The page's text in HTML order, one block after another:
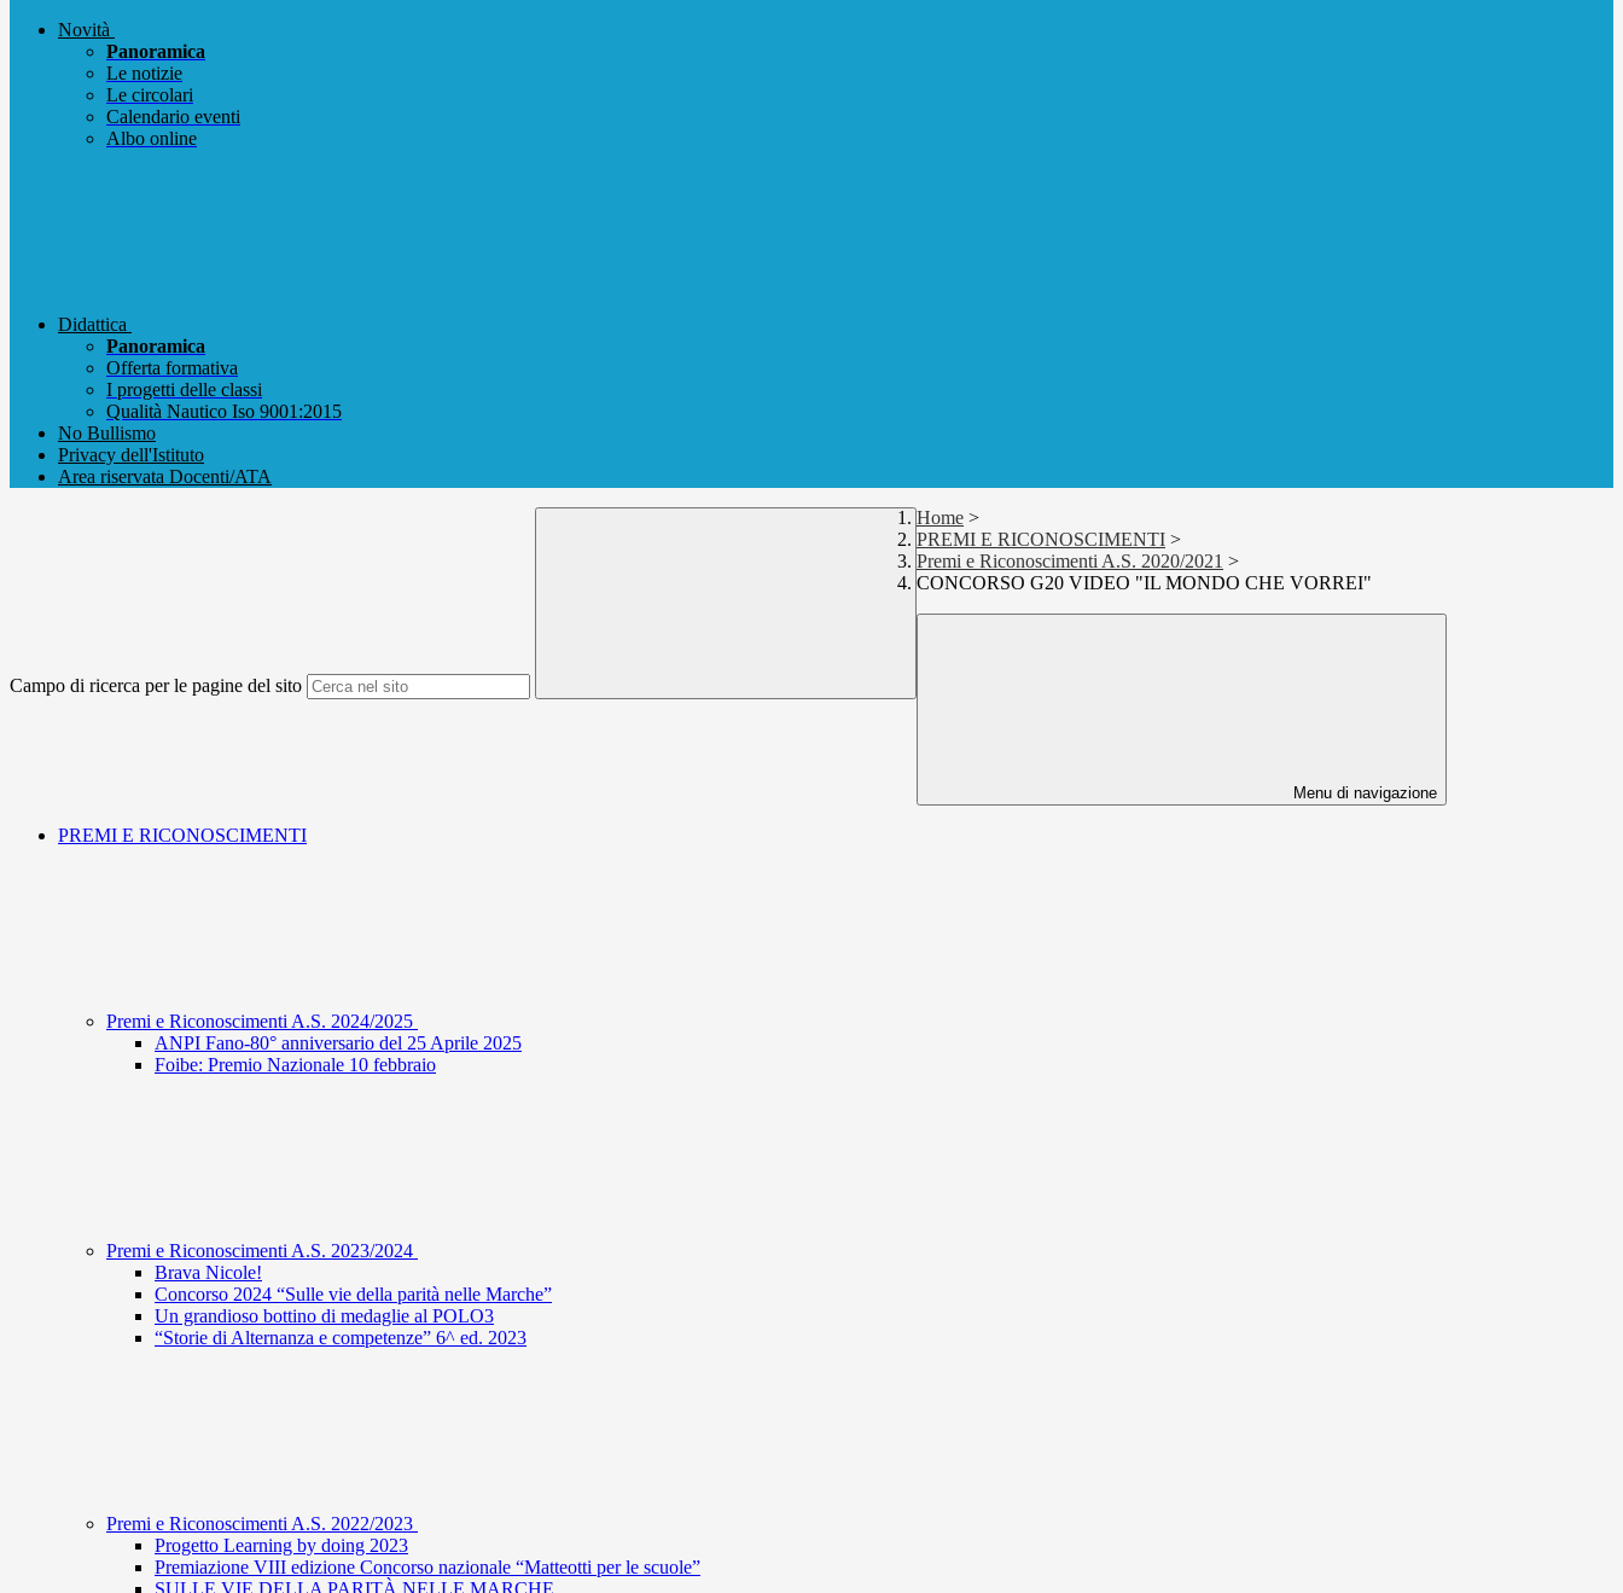
Novità
Panoramica
Le notizie
Le circolari
Calendario eventi
Albo online
Didattica
Panoramica
Offerta formativa
I progetti delle classi
Qualità Nautico Iso 9001:2015
No Bullismo
Privacy dell'Istituto
Area riservata Docenti/ATA
Campo di ricerca per le pagine del sito
Home >
PREMI E RICONOSCIMENTI >
Premi e Riconoscimenti A.S. 2020/2021 >
CONCORSO G20 VIDEO "IL MONDO CHE VORREI"
Menu di navigazione
PREMI E RICONOSCIMENTI
Premi e Riconoscimenti A.S. 2024/2025
ANPI Fano-80° anniversario del 25 Aprile 2025
Foibe: Premio Nazionale 10 febbraio
Premi e Riconoscimenti A.S. 2023/2024
Brava Nicole!
Concorso 2024 “Sulle vie della parità nelle Marche”
Un grandioso bottino di medaglie al POLO3
“Storie di Alternanza e competenze” 6^ ed. 2023
Premi e Riconoscimenti A.S. 2022/2023
Progetto Learning by doing 2023
Premiazione VIII edizione Concorso nazionale “Matteotti per le scuole”